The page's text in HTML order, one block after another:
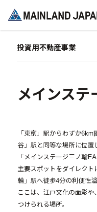
- 企業理念
- 社会貢献活動
- マンション経営をお考
- メインランドグループ
- オーナーズデータ
- メインステージシリーズ
投資用不動産事業
メインステージシリーズ
メインステ
「東京」駅からわずか
谷」駅と同等な場所に位置
「メインステージ三ノ輪
主要スポットをダイレクト
輪」駅へ徒歩4分の利便性
ここは、江戸文化の面影
つけられる場所。